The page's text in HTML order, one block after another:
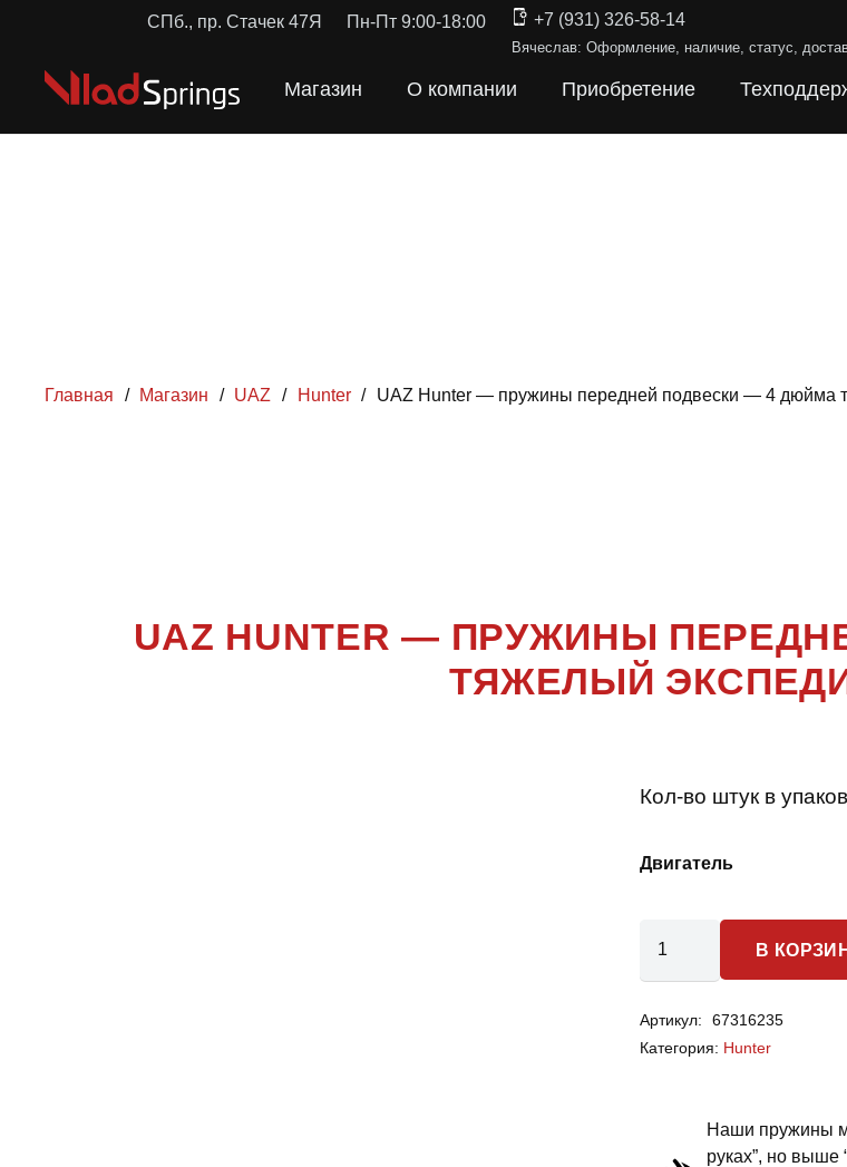
СПб., пр. Стачек 47Я Пн-Пт 9:00-18:00 +7 (931) 326-58-14
Вячеслав: Оформление, наличие, статус,
Магазин О компании Приобретение
Главная / Магазин / UAZ / Hunter / UAZ Hunter — пружины передней подвески — 4 дюйма
UAZ HUNTER — ПРУЖИНЫ
ТЯЖЕЛЫЙ
Кол-во штук в
Двигатель
Hunter
-
передней
подвески
В
Артикул:
67316235
Категория: Hunter
Наши пружины
руках”, но